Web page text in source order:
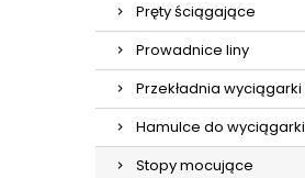
Pręty ściągające
Prowadnice liny
Przekładnia wyciągarki
Hamulce do wyciągarki
Stopy mocujące